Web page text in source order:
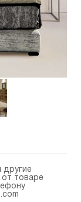
другие
товаре